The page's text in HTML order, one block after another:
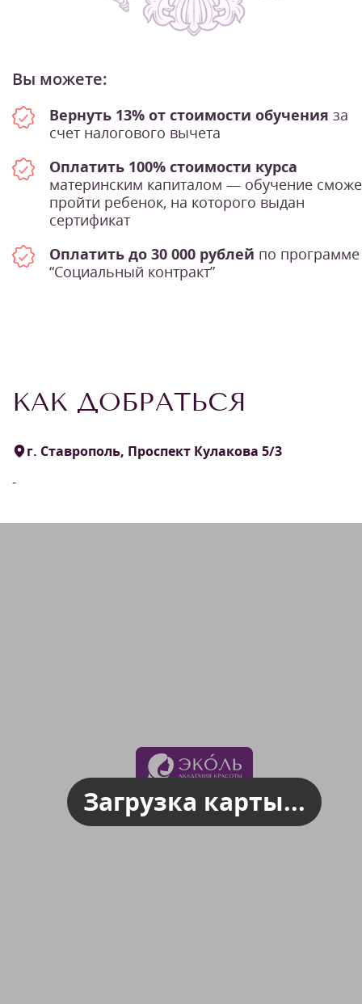
Вы можете:
Вернуть 13% от стоимости обучения за
счет налогового вычета
Оплатить 100% стоимости курса
материнским капиталом — обучение
пройти ребенок, на которого выдан
сертификат
Оплатить до 30 000 рублей по программе
“Социальный контракт”
КАК ДОБРАТЬСЯ
г. Ставрополь, Проспект Кулакова 5/3
-
Загрузка карты...